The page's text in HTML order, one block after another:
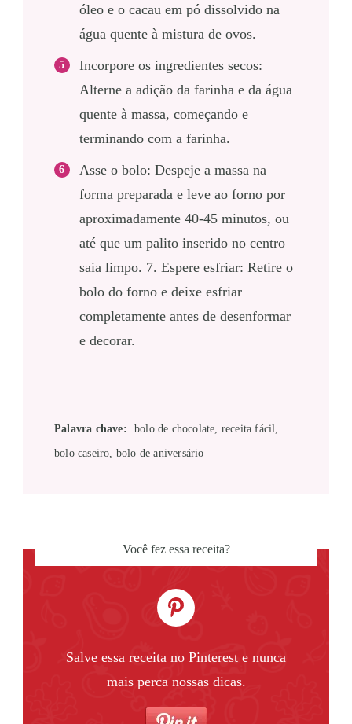
óleo e o cacau em pó dissolvido na
água quente à mistura de ovos.
Incorpore os ingredientes secos:
Alterne a adição da farinha e da água
quente à massa, começando e
terminando com a farinha.
Asse o bolo: Despeje a massa na
forma preparada e leve ao forno por
aproximadamente 40-45 minutos, ou
até que um palito inserido no centro
saia limpo. 7. Espere esfriar: Retire o
bolo do forno e deixe esfriar
completamente antes de desenformar
e decorar.
Palavra chave:
bolo de chocolate, receita fácil,
bolo caseiro, bolo de aniversário
Você fez essa receita?
Salve essa receita no Pinterest e nunca
mais perca nossas dicas.